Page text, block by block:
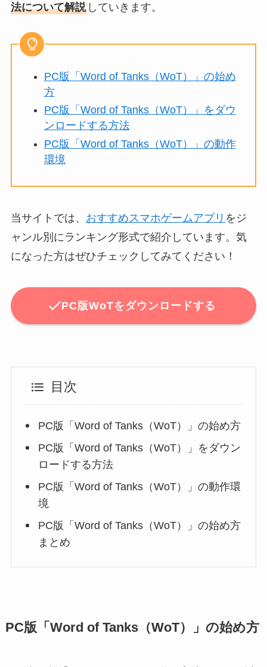
法について解説していきます。
PC版「Word of Tanks（WoT）」の始め
方
PC版「Word of Tanks（WoT）」をダウ
ンロードする方法
PC版「Word of Tanks（WoT）」の動作
環境
当サイトでは、 おすすめスマホゲームアプリ をジ
ャンル別にランキング形式で紹介しています。気
になった方はぜひチェックしてみてください！
PC版WoTをダウンロードする
目次
PC版「Word of Tanks（WoT）」の始め方
PC版「Word of Tanks（WoT）」をダウン
ロードする方法
PC版「Word of Tanks（WoT）」の動作環
境
PC版「Word of Tanks（WoT）」の始め方
まとめ
PC版「Word of Tanks（WoT）」の始め方